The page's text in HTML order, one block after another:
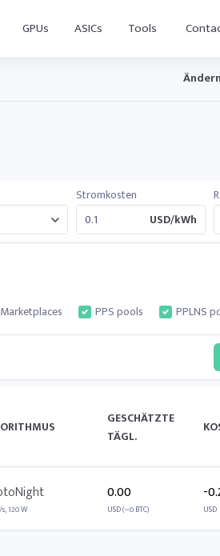
GPUs ASICs Tools
Stromkosten
USD/kWh
Marketplaces PPS pools PPLNS
GESCHÄTZTE
TÄGL.
120 W
0.00
USD (~0 BTC)
-
USD